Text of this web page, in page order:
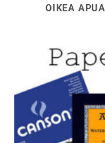
OIKEA